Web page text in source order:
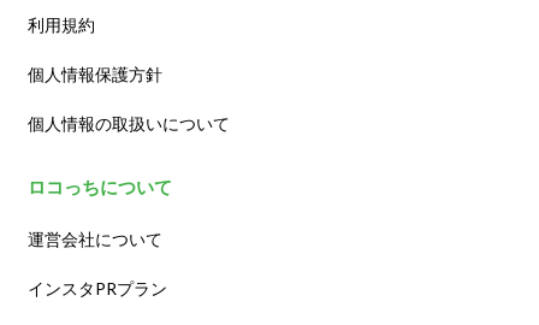
利用規約
個人情報保護方針
個人情報の取扱いについて
ロコっちについて
運営会社について
インスタPRプラン